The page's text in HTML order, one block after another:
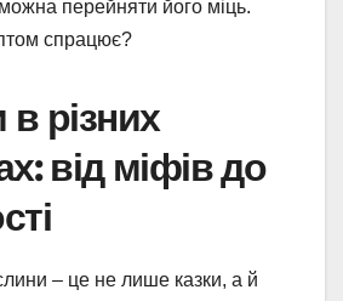
перейняти його міць.
спрацює?
різних
від міфів до
– це не лише казки, а й